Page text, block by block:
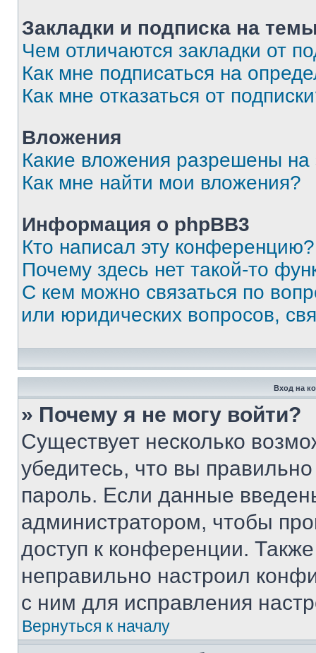
Закладки и подписка на
Чем отличаются закладки от
Как мне подписаться на
Как мне отказаться от
Вложения
Какие вложения разрешены
Как мне найти мои вложения?
Информация о phpBB3
Кто написал эту конференцию?
Почему здесь нет такой-то
С кем можно связаться по
или юридических вопросов,
Вход на
» Почему я не могу войти?
Существует несколько
убедитесь, что вы
пароль. Если данные
администратором, чтобы
доступ к конференции.
неправильно настроил
с ним для исправления
Вернуться к началу